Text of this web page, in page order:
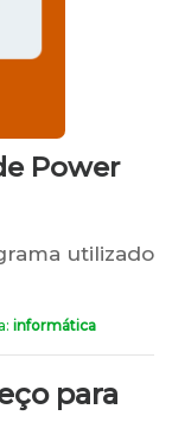
Power
utilizado
informática
para